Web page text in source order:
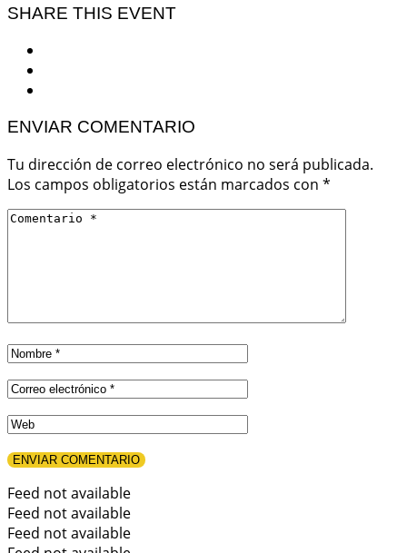
SHARE THIS EVENT
ENVIAR COMENTARIO
Tu dirección de correo electrónico no será publicada.
Los campos obligatorios están marcados con *
Feed not available
Feed not available
Feed not available